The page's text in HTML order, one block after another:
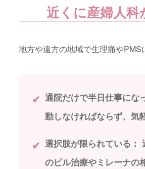
近くに産婦人科
地方や遠方の地域で生理痛やPMS
通院だけで半日仕事にな
動しなければならず、気
選択肢が限られている：
のピル治療やミレーナの